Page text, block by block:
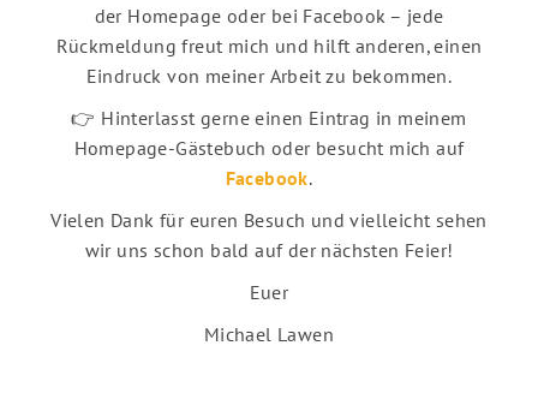
der Homepage oder bei Facebook – jede
Rückmeldung freut mich und hilft anderen, einen
Eindruck von meiner Arbeit zu bekommen.
👉 Hinterlasst gerne einen Eintrag in meinem
Homepage-Gästebuch oder besucht mich auf
Facebook.
Vielen Dank für euren Besuch und vielleicht sehen
wir uns schon bald auf der nächsten Feier!
Euer
Michael Lawen